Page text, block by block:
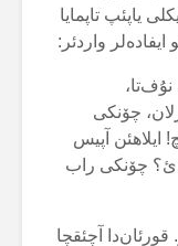
یاپئپ تاپمایا
نۇف‌تا،
چۆنکی
ایلاهئن آپیس
چۆنکی راب
قورئان‌دا آچئقچا